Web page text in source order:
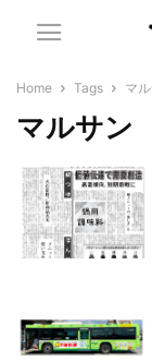
Home Tags マ
マルサン